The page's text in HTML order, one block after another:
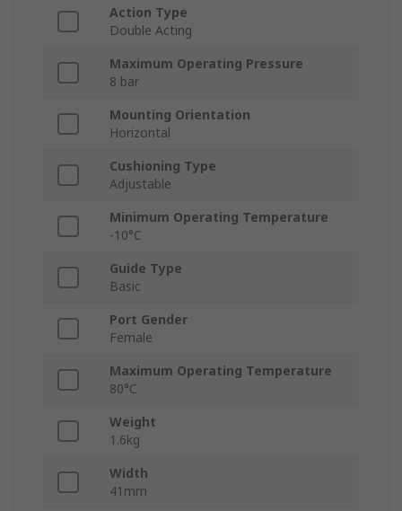
Action Type
Double Acting
Maximum Operating Pressure
8 bar
Mounting Orientation
Horizontal
Cushioning Type
Adjustable
Minimum Operating Temperature
-10°C
Guide Type
Basic
Port Gender
Female
Maximum Operating Temperature
80°C
Weight
1.6kg
Width
41mm